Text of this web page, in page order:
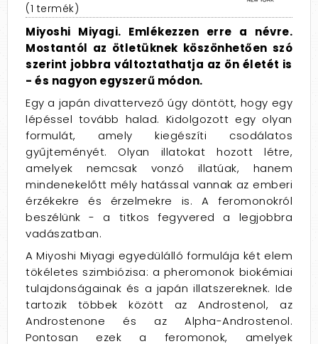
(1 termék)
Miyoshi Miyagi. Emlékezzen erre a névre.
Mostantól az ötletüknek köszönhetően szó
szerint jobbra változtathatja az ön életét is
- és nagyon egyszerű módon.
Egy a japán divattervező úgy döntött, hogy egy
lépéssel tovább halad. Kidolgozott egy olyan
formulát, amely kiegészíti csodálatos
gyűjteményét. Olyan illatokat hozott létre,
amelyek nemcsak vonzó illatúak, hanem
mindenekelőtt mély hatással vannak az emberi
érzékekre és érzelmekre is. A feromonokról
beszélünk - a titkos fegyvered a legjobbra
vadászatban.
A Miyoshi Miyagi egyedülálló formulája két elem
tökéletes szimbiózisa: a pheromonok biokémiai
tulajdonságainak és a japán illatszereknek. Ide
tartozik többek között az Androstenol, az
Androstenone és az Alpha-Androstenol.
Pontosan ezek a feromonok, amelyek